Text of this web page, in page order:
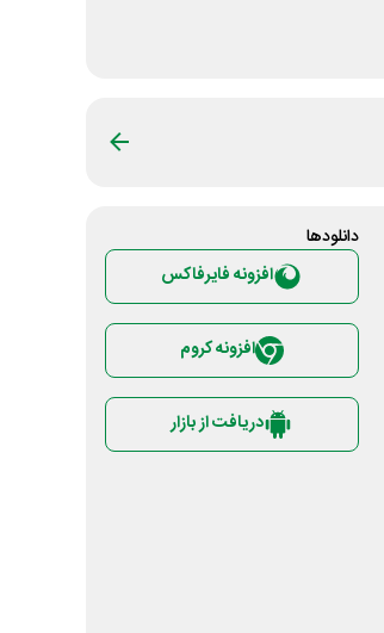
دانلود‌ها
افزونه فایرفاکس
افزونه کروم
دریافت از بازار